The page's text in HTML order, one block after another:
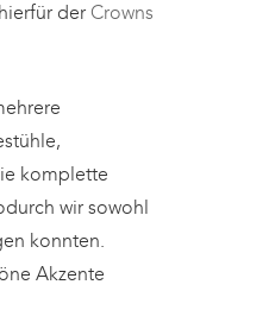
der Crowns
komplette
wir sowohl
konnten.
Akzente